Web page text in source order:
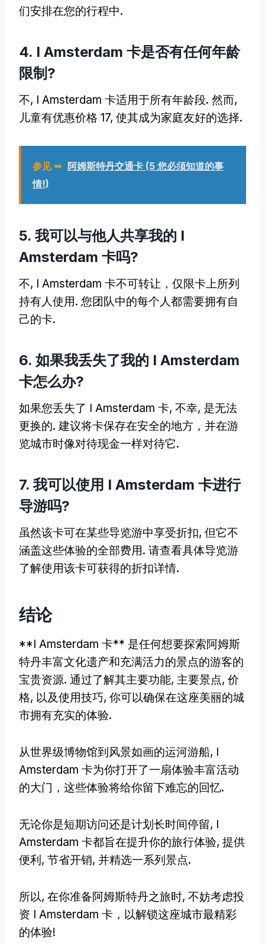
们安排在您的行程中.
4. I Amsterdam 卡是否有任何年龄
限制?
不, I Amsterdam 卡适用于所有年龄段. 然而,
儿童有优惠价格 17, 使其成为家庭友好的选择.
参见 ➥ 阿姆斯特丹交通卡 (5 您必须知道的事
情!)
5. 我可以与他人共享我的 I
Amsterdam 卡吗?
不, I Amsterdam 卡不可转让，仅限卡上所列
持有人使用. 您团队中的每个人都需要拥有自
己的卡.
6. 如果我丢失了我的 I Amsterdam
卡怎么办?
如果您丢失了 I Amsterdam 卡, 不幸, 是无法
更换的. 建议将卡保存在安全的地方，并在游
览城市时像对待现金一样对待它.
7. 我可以使用 I Amsterdam 卡进行
导游吗?
虽然该卡可在某些导览游中享受折扣, 但它不
涵盖这些体验的全部费用. 请查看具体导览游
了解使用该卡可获得的折扣详情.
结论
**I Amsterdam 卡** 是任何想要探索阿姆斯
特丹丰富文化遗产和充满活力的景点的游客的
宝贵资源. 通过了解其主要功能, 主要景点, 价
格, 以及使用技巧, 你可以确保在这座美丽的城
市拥有充实的体验.
从世界级博物馆到风景如画的运河游船, I
Amsterdam 卡为你打开了一扇体验丰富活动
的大门，这些体验将给你留下难忘的回忆.
无论你是短期访问还是计划长时间停留, I
Amsterdam 卡都旨在提升你的旅行体验, 提供
便利, 节省开销, 并精选一系列景点.
所以, 在你准备阿姆斯特丹之旅时, 不妨考虑投
资 I Amsterdam 卡，以解锁这座城市最精彩
的体验!